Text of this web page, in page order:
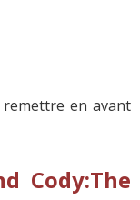
en avant
Cody:The